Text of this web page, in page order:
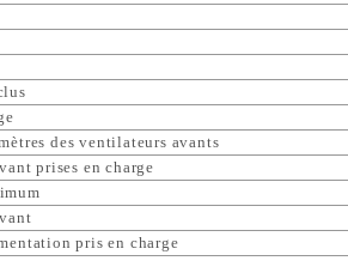
des ventilateurs avants
prises en charge
pris en charge